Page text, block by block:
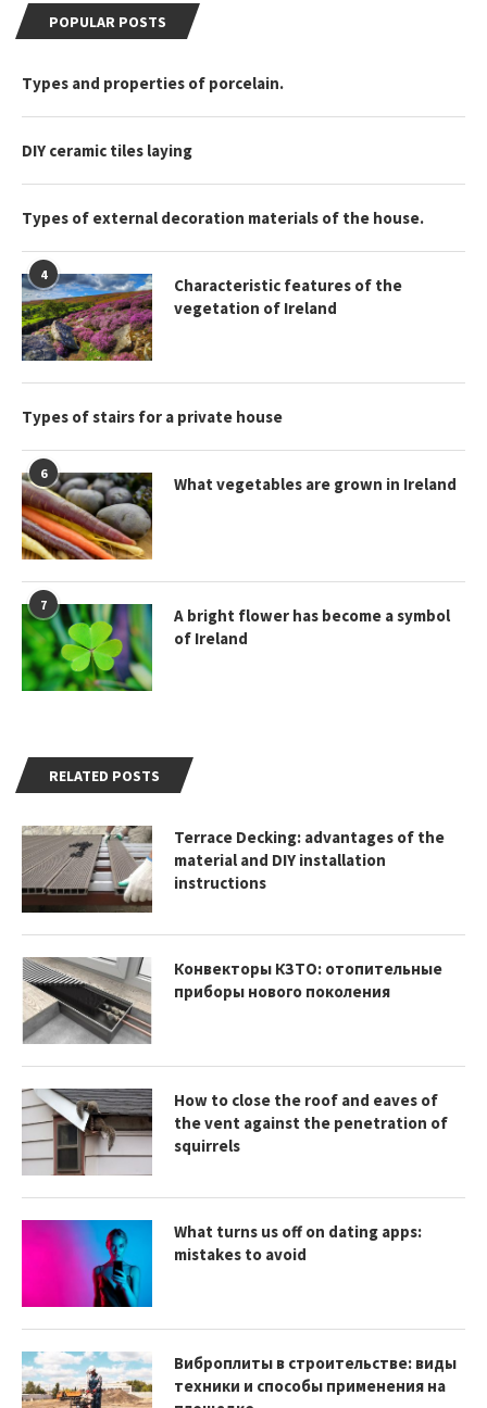
RELATED POSTS
Terrace Decking: advantages of the
material and DIY installation
instructions
Конвекторы КЗТО: отопительные
приборы нового поколения
How to close the roof and eaves of
the vent against the penetration of
squirrels
What turns us off on dating apps:
mistakes to avoid
Виброплиты в строительстве: виды
техники и способы применения на
POPULAR POSTS
Types and properties of porcelain.
DIY ceramic tiles laying
Types of external decoration materials of the house.
4
Characteristic features of the
vegetation of Ireland
Types of stairs for a private house
6
What vegetables are grown in Ireland
7
A bright flower has become a symbol
of Ireland